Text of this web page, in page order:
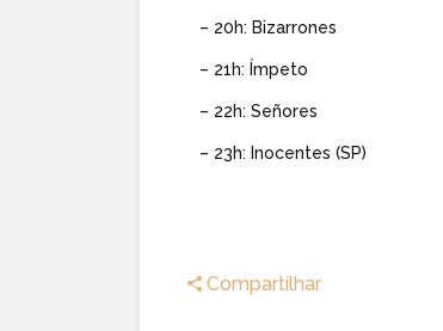
– 20h: Bizarrones
– 21h: Ímpeto
– 22h: Señores
– 23h: Inocentes (SP)
Compartilhar